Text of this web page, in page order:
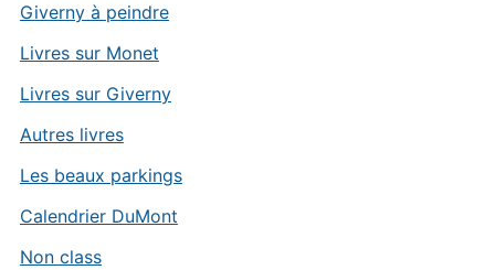
Giverny à peindre
Livres sur Monet
Livres sur Giverny
Autres livres
Les beaux parkings
Calendrier DuMont
Non class